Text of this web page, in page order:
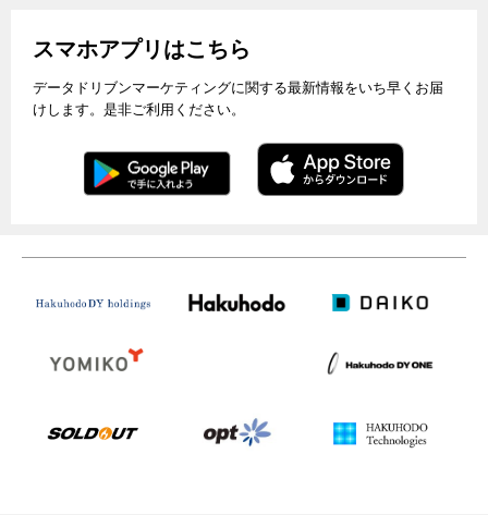
スマホアプリはこちら
データドリブンマーケティングに関する最新情報をいち早くお届
けします。是非ご利用ください。